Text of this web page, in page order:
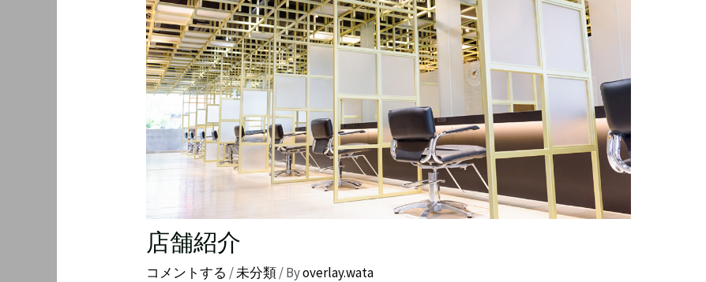
店舗紹介
コメントする /未分類/ Byoverlay.wata